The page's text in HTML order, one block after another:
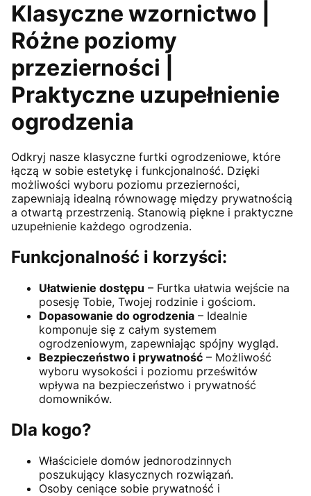
Klasyczne wzornictwo |
Różne poziomy
przezierności |
Praktyczne uzupełnienie
ogrodzenia
Odkryj nasze klasyczne furtki ogrodzeniowe, które
łączą w sobie estetykę i funkcjonalność. Dzięki
możliwości wyboru poziomu przezierności,
zapewniają idealną równowagę między prywatnością
a otwartą przestrzenią. Stanowią piękne i praktyczne
uzupełnienie każdego ogrodzenia.
Funkcjonalność i korzyści:
Ułatwienie dostępu – Furtka ułatwia wejście na
posesję Tobie, Twojej rodzinie i gościom.
Dopasowanie do ogrodzenia – Idealnie
komponuje się z całym systemem
ogrodzeniowym, zapewniając spójny wygląd.
Bezpieczeństwo i prywatność – Możliwość
wyboru wysokości i poziomu prześwitów
wpływa na bezpieczeństwo i prywatność
domowników.
Dla kogo?
Właściciele domów jednorodzinnych
poszukujący klasycznych rozwiązań.
Osoby ceniące sobie prywatność i